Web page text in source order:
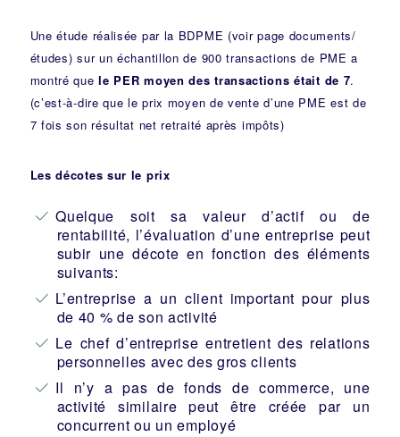
Une étude réalisée par la BDPME (voir page documents/
études) sur un échantillon de 900 transactions de PME a
montré quele PER moyen des transactions était de 7.
(c’est-à-dire que le prix moyen de vente d’une PME est de
7 fois son résultat net retraité après impôts)
Les décotes sur le prix
Quelque soit sa valeur d’actif ou de
rentabilité, l’évaluation d’une entreprise peut
subir une décote en fonction des éléments
suivants:
L’entreprise a un client important pour plus
de 40 % de son activité
Le chef d’entreprise entretient des relations
personnelles avec des gros clients
Il n’y a pas de fonds de commerce, une
activité similaire peut être créée par un
concurrent ou un employé